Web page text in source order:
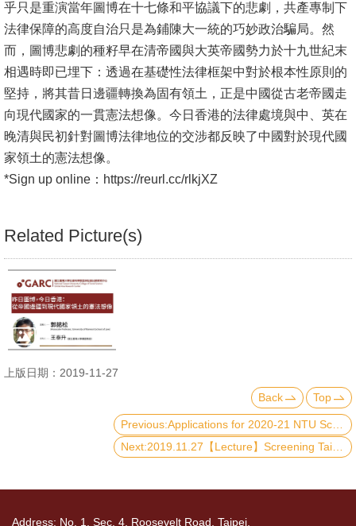
繁
體
中
文
乎只是重演當年圖博在十七條和平協議下的悲劇，共產專制下
法律保障的高度自治只是為鋪陳大一統的巧妙政治騙局。然
而，圖博悲劇的種籽早在清帝國與大英帝國勢力於十九世紀末
相遇時即已埋下：透過在基礎性法律框架中對於根本性原則的
堅持，將其昔日邊疆轉換為固有領土，正是中國從古老帝國走
向現代國家的一貫憲法想像。今日香港的法律處境與中、英在
晚清與民初針對圖博法律地位的交涉都反映了中國對於現代國
家領土的憲法想像。
*Sign up online：https://reurl.cc/rlkjXZ
Related Picture(s)
上版日期：2019-11-27
Back
Top
Address: No. 1, Sec. 4, Roosevelt Road, Taipei,